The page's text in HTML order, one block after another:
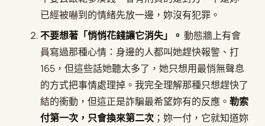
已經被嚇到的情緒先放一邊，妳沒有犯罪。
不要想著「悄悄花錢讓它消失」。 動態牆上有會
員寫過那種心情：身邊的人都叫她趕快報警、打
165，但這些話她聽太多了，她只想用最悄無聲息
的方式把事情處理掉。我完全理解那種只想趕快了
結的衝動，但這正是詐騙最希望妳有的反應。 勒索
付第一次，只會換來第二次 ；妳一付，它就知道妳